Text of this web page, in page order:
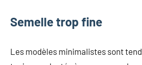
Semelle trop fine
Les modèles minimalistes sont